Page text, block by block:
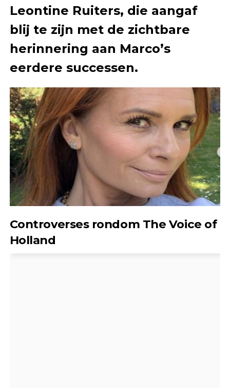
Leontine Ruiters, die aangaf
blij te zijn met de zichtbare
herinnering aan Marco’s
eerdere successen.
Controverses rondom The Voice of
Holland